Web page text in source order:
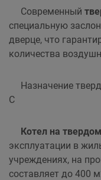
Современный
специальную
дверце, что
количества
Назначение
С
Котел на
эксплуатации в
учреждениях, на
составляет до 400